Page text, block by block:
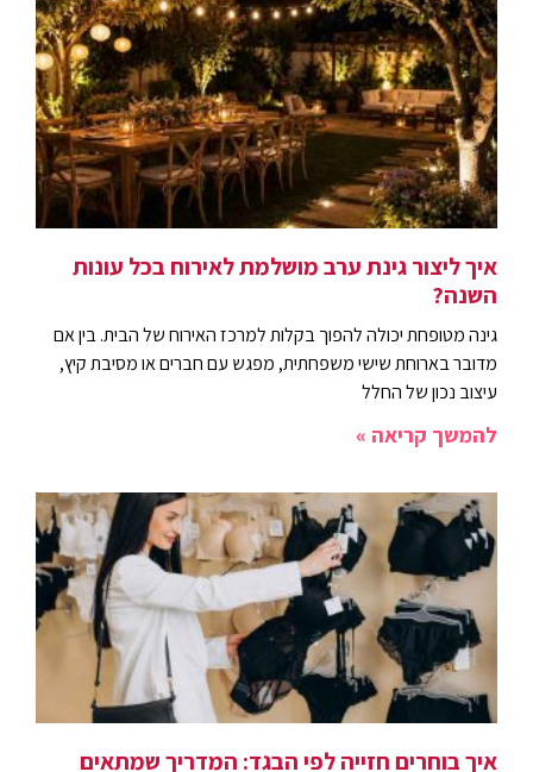
איך ליצור גינת ערב מושלמת לאירוח בכל עונות
השנה?
גינה מטופחת יכולה להפוך בקלות למרכז האירוח של הבית. בין אם
מדובר בארוחת שישי משפחתית, מפגש עם חברים או מסיבת קיץ,
עיצוב נכון של החלל
להמשך קריאה »
איך בוחרים חזייה לפי הבגד: המדריך שמתאים